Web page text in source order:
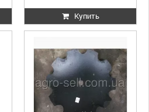
Купить